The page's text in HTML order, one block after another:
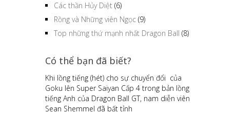
Các thần Hủy Diệt (6)
Rồng và Những viên Ngọc (9)
Top những thứ mạnh nhất Dragon Ball (8)
Có thể bạn đã biết?
Khi lồng tiếng (hét) cho sự chuyển đổi của
Goku lên Super Saiyan Cấp 4 trong bản lồng
tiếng Anh của Dragon Ball GT, nam diễn viên
Sean Shemmel đã bất tỉnh